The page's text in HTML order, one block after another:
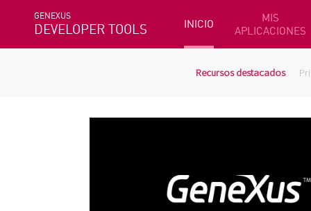
GENEXUS
DEVELOPER TOOLS INICIO
MIS
APLICACIONES
Recursos destacados